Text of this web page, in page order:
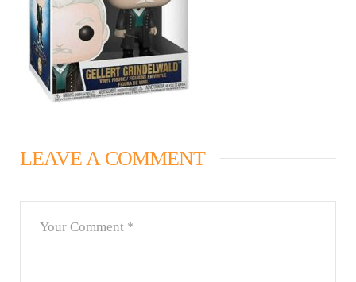
LEAVE A COMMENT